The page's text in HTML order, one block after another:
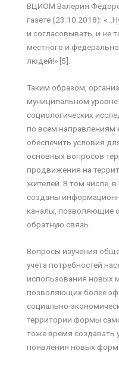
ВЦИОМ Валерия
газете (23.10.2018):
и согласовывать, и не
местного и
людей!» [5].
Таким образом,
муниципальном уровне
социологических
по всем направлениям
обеспечить условия
основных вопросов
продвижения на
жителей. В том числе,
созданы
каналы, позволяющие
обратную связь.
Вопросы изучения
учета потребностей
использования новых
позволяющих более
социально-
территории формы
тоже время создавать
появления новых форм.